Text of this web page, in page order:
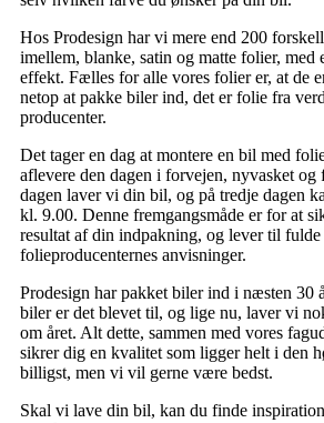
Hos Prodesign har vi mere end 200
imellem, blanke, satin og matte folier, med
effekt. Fælles for alle vores folier er, at de
netop at pakke biler ind, det er folie fra
producenter.
Det tager en dag at montere en bil med
aflevere den dagen i forvejen, nyvasket og
dagen laver vi din bil, og på tredje dagen
kl. 9.00. Denne fremgangsmåde er for at
resultat af din indpakning, og lever til
folieproducenternes anvisninger.
Prodesign har pakket biler ind i næsten 30
biler er det blevet til, og lige nu, laver vi
om året. Alt dette, sammen med vores
sikrer dig en kvalitet som ligger helt i den
billigst, men vi vil gerne være bedst.
Skal vi lave din bil, kan du finde